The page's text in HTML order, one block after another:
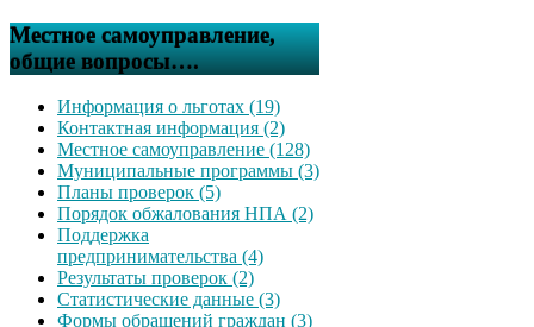
Местное самоуправление,
общие вопросы….
Информация о льготах (19)
Контактная информация (2)
Местное самоуправление (128)
Муниципальные программы (3)
Планы проверок (5)
Порядок обжалования НПА (2)
Поддержка
предпринимательства (4)
Результаты проверок (2)
Статистические данные (3)
Формы обращений граждан (3)